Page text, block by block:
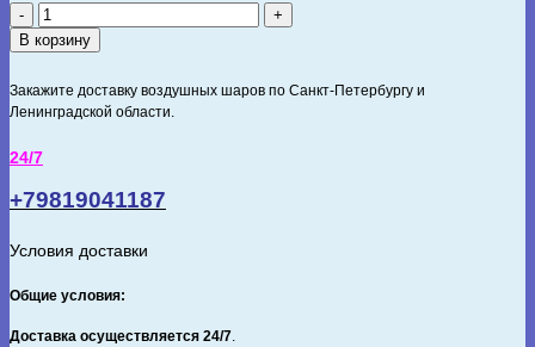
Количество
товара
Шар
Фиолетовый.
Хром.
В корзину
Закажите доставку воздушных шаров по Санкт-Петербургу и
Ленинградской области.
24/7
+79819041187
Условия доставки
Общие условия:
Доставка осуществляется 24/7.